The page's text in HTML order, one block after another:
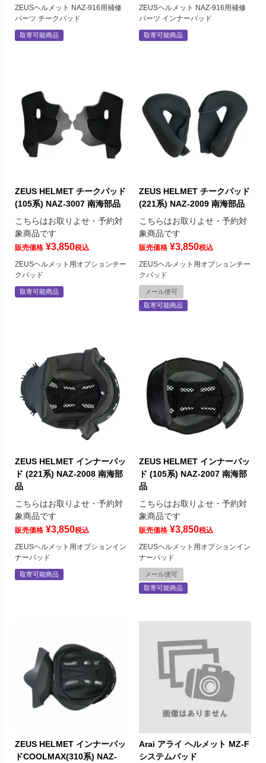
ZEUSヘルメット NAZ-916用補修
パーツ チークパッド
取寄可能商品
ZEUSヘルメット NAZ-916用補修
パーツ インナーパッド
取寄可能商品
ZEUS HELMET チークパッド
(105系) NAZ-3007 南海部品
こちらはお取りよせ・予約対
象商品です
販売価格 ¥3,850税込
ZEUSヘルメット用オプションチー
クパッド
取寄可能商品
ZEUS HELMET チークパッド
(221系) NAZ-2009 南海部品
こちらはお取りよせ・予約対
象商品です
販売価格 ¥3,850税込
ZEUSヘルメット用オプションチー
クパッド
メール便可
取寄可能商品
ZEUS HELMET インナーパッ
ド (221系) NAZ-2008 南海部
品
こちらはお取りよせ・予約対
象商品です
販売価格 ¥3,850税込
ZEUSヘルメット用オプションイン
ナーパッド
取寄可能商品
ZEUS HELMET インナーパッ
ド (105系) NAZ-2007 南海部
品
こちらはお取りよせ・予約対
象商品です
販売価格 ¥3,850税込
ZEUSヘルメット用オプションイン
ナーパッド
メール便可
取寄可能商品
ZEUS HELMET インナーパッ
ドCOOLMAX(310系) NAZ-
Arai アライ ヘルメット MZ-F
システムパッド